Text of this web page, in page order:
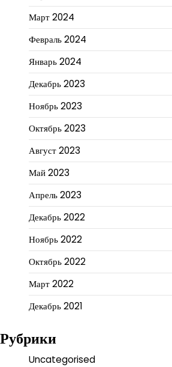
Март 2024
Февраль 2024
Январь 2024
Декабрь 2023
Ноябрь 2023
Октябрь 2023
Август 2023
Май 2023
Апрель 2023
Декабрь 2022
Ноябрь 2022
Октябрь 2022
Март 2022
Декабрь 2021
Рубрики
Uncategorised